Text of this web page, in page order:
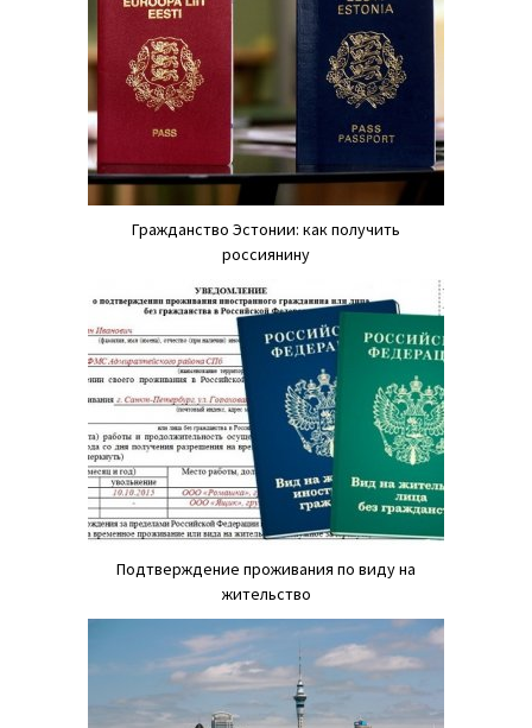
Гражданство Эстонии: как получить
россиянину
Подтверждение проживания по виду на
жительство